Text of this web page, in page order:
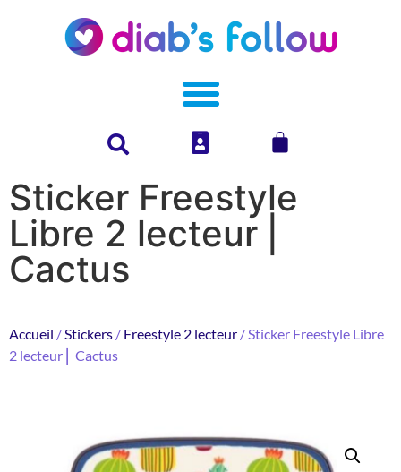
Sticker Freestyle
Libre 2 lecteur ⎜
Cactus
Accueil /Stickers / Freestyle 2 lecteur / Sticker Freestyle Libre
2 lecteur ⎜ Cactus